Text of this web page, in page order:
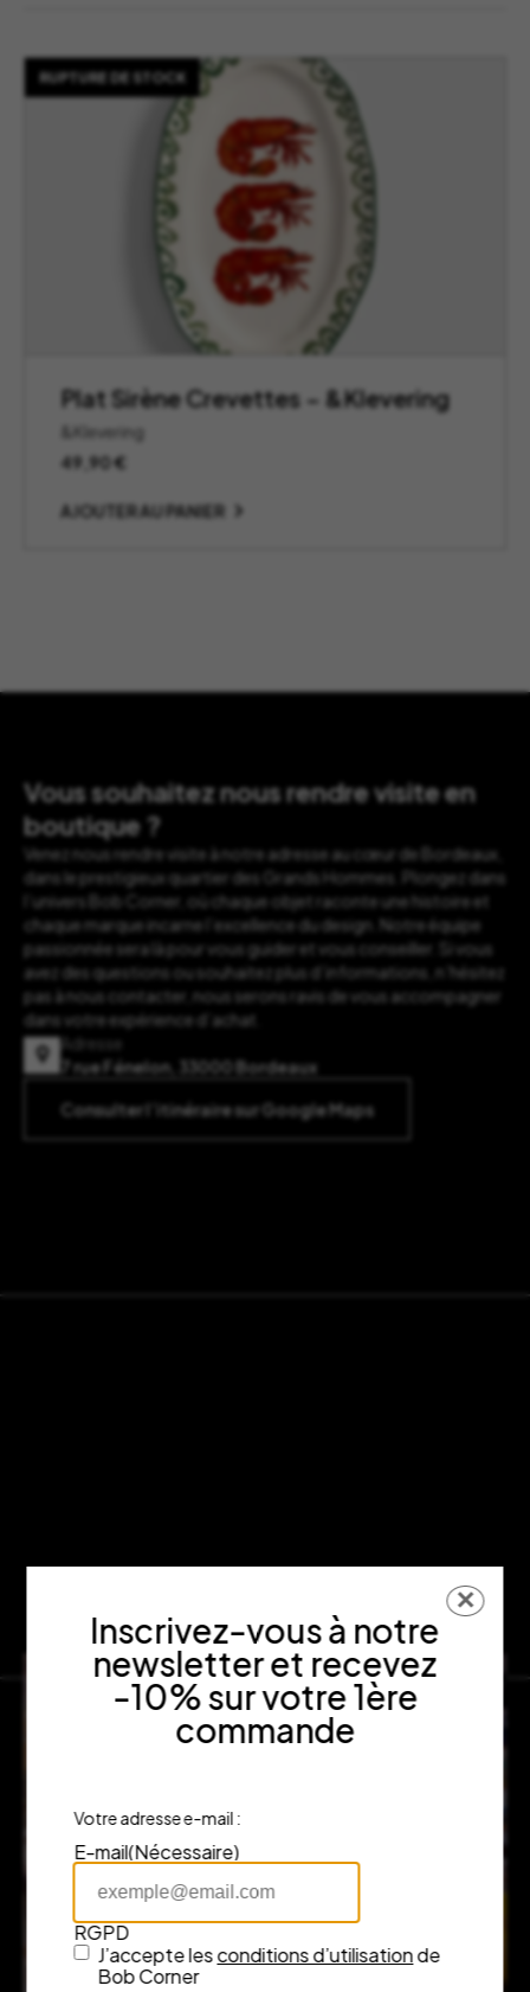
RUPTURE DE STOCK
Plat Sirène Crevettes – &Klevering
&Klevering
49,90€
AJOUTER AU PANIER
Vous souhaitez nous rendre visite en
boutique ?
Venez nous rendre visite à notre adresse au cœur de Bordeaux,
dans le prestigieux quartier des Grands Hommes. Plongez dans
l’univers Bob Corner, où chaque objet raconte une histoire et
chaque marque incarne l’excellence du design. Notre équipe
passionnée sera là pour vous guider et vous conseiller. Si vous
avez des questions ou souhaitez plus d’informations, n’hésitez
pas à nous contacter, nous serons ravis de vous accompagner
dans votre expérience d’achat.
Adresse
7 rue Fénelon, 33000 Bordeaux
Consulter l’itinéraire sur Google Maps
Inscrivez-vous à notre
newsletter et recevez
-10% sur votre 1ère
commande
Votre adresse e-mail :
E-mail(Nécessaire)
RGPD
J’accepte lesconditions d’utilisationde
Bob Corner
✕